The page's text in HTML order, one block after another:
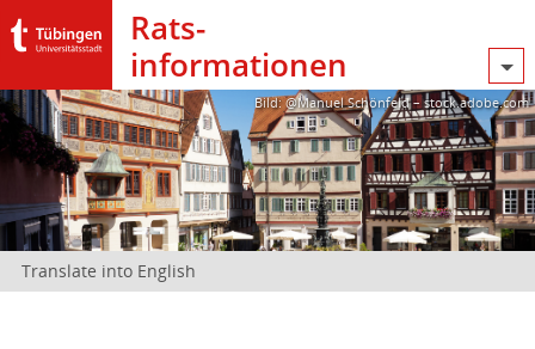
Rats­
informationen
Bild: @Manuel Schönfeld – stock.adobe.com
Translate into English